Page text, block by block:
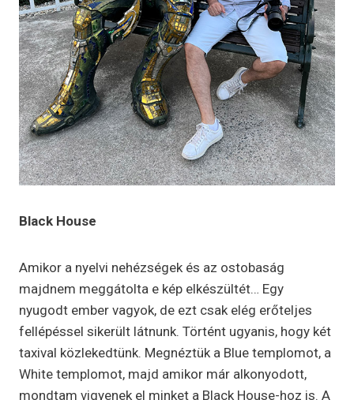
Black House
Amikor a nyelvi nehézségek és az ostobaság
majdnem meggátolta e kép elkészültét… Egy
nyugodt ember vagyok, de ezt csak elég erőteljes
fellépéssel sikerült látnunk. Történt ugyanis, hogy két
taxival közlekedtünk. Megnéztük a Blue templomot, a
White templomot, majd amikor már alkonyodott,
mondtam vigyenek el minket a Black House-hoz is. A